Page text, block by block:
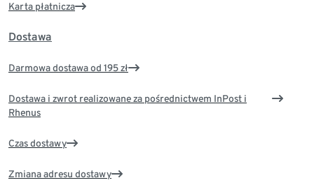
Karta płatnicza
Dostawa
Darmowa dostawa od 195 zł
Dostawa i zwrot realizowane za pośrednictwem InPost i
Rhenus
Czas dostawy
Zmiana adresu dostawy